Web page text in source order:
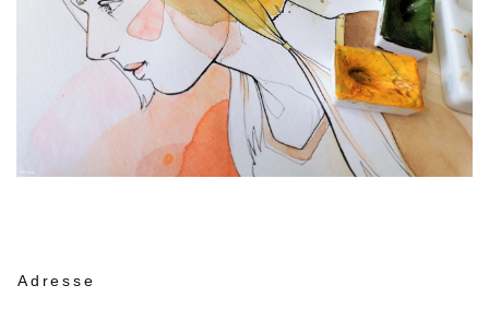
Adresse